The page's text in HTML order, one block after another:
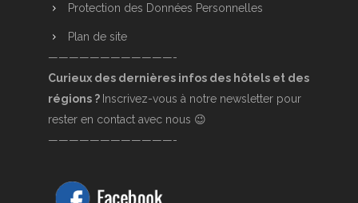
Protection des Données Personnelles
Plan de site
————————————-
Curieux des dernières infos des hôtels et des
régions ? Inscrivez-vous à notre newsletter pour
rester en contact avec nous 😉
————————————-